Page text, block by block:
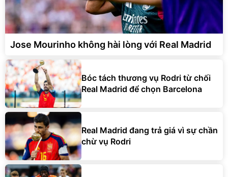
Jose Mourinho không hài lòng với Real Madrid
Bóc tách thương vụ Rodri từ chối
Real Madrid để chọn Barcelona
Real Madrid đang trả giá vì sự chần
chừ vụ Rodri